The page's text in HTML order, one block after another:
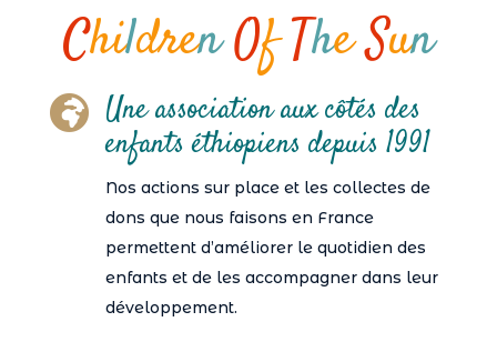
ChildrenOfTheSun
 Une association aux côtés des
enfants éthiopiens depuis 1991
Nos actions sur place et les collectes de
dons que nous faisons en France
permettent d’améliorer le quotidien des
enfants et de les accompagner dans leur
développement.